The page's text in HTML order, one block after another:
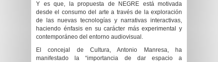
Y es que, la propuesta de NEGRE está motivada
desde el consumo del arte a través de la exploración
de las nuevas tecnologías y narrativas interactivas,
haciendo énfasis en su carácter más experimental y
contemporáneo del entorno audiovisual.
El concejal de Cultura, Antonio Manresa, ha
manifestado la “importancia de dar espacio a